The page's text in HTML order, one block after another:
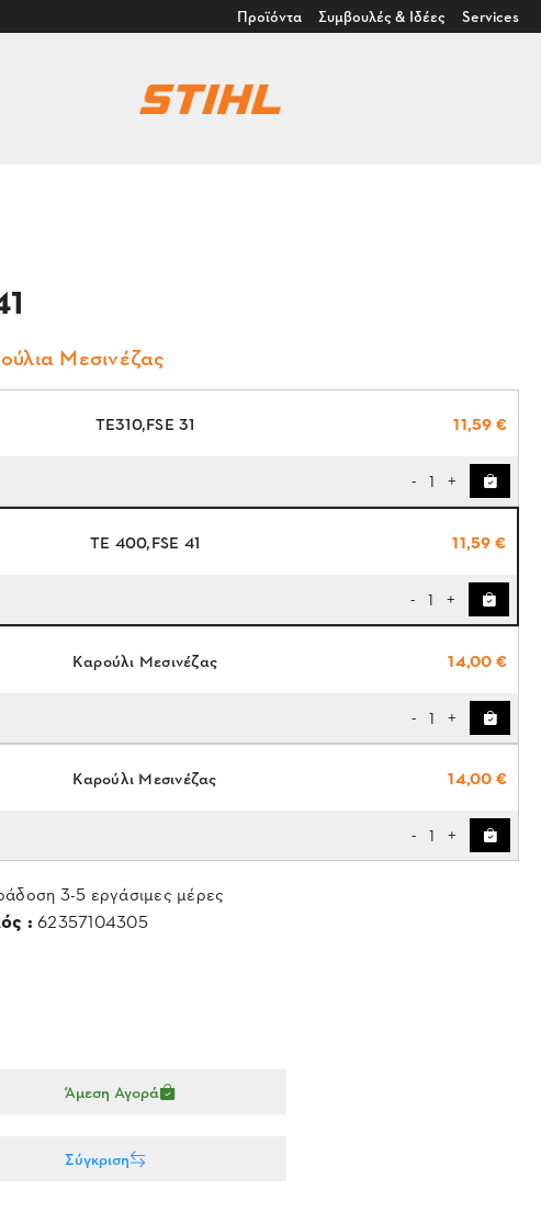
Προϊόντα Συμβουλές & Ιδέες Services
Μεσινέζας
ΤΕ310,FSE 31 11,59 €
- 1 +
ΤΕ 400,FSE 41 11,59 €
- 1 +
Kαρούλι Μεσινέζας 14,00 €
- 1 +
Καρούλι Μεσινέζας 14,00 €
- 1 +
3-5 εργάσιμες μέρες
: 62357104305
Άμεση Αγορά
Σύγκριση